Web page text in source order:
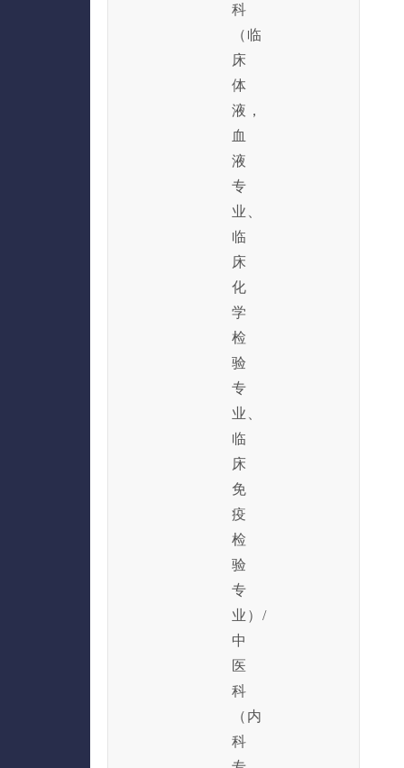
科
（临
床
体
液，
血
液
专
业、
临
床
化
学
检
验
专
业、
临
床
免
疫
检
验
专
业）/
中
医
科
（内
科